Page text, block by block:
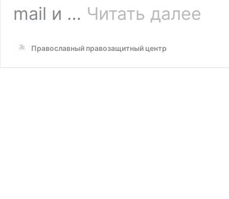
mail и … Читать далее
Православный правозащитный центр